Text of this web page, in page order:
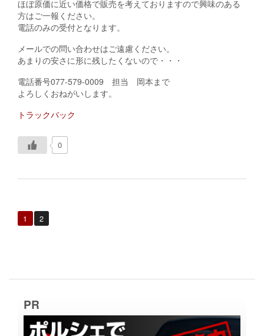
ほぼ原価に近い価格で販売を考えておりますので興味のある
方はご一報ください。
電話のみの受付となります。
メールでの問い合わせはご遠慮ください。
あまりの安さに形に残したくないので・・・
電話番号077-579-0009 担当 岡本まで
よろしくおねがいします。
トラックバック
0
1 2
PR